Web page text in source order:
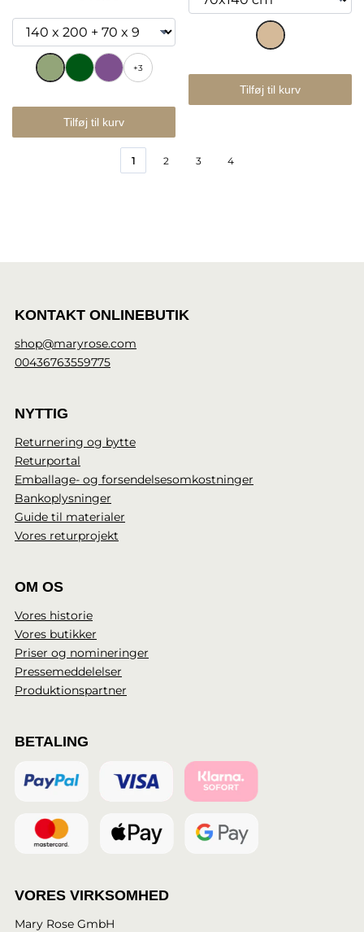
+3
Tilføj til kurv
Tilføj til kurv
1 2 3 4
KONTAKT ONLINEBUTIK
shop@maryrose.com
00436763559775
NYTTIG
Returnering og bytte
Returportal
Emballage- og forsendelsesomkostninger
Bankoplysninger
Guide til materialer
Vores returprojekt
OM OS
Vores historie
Vores butikker
Priser og nomineringer
Pressemeddelelser
Produktionspartner
BETALING
VORES VIRKSOMHED
Mary Rose GmbH